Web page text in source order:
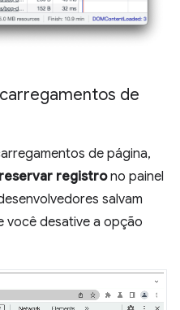
de
de página,
registrono painel
salvam
você desative a opção